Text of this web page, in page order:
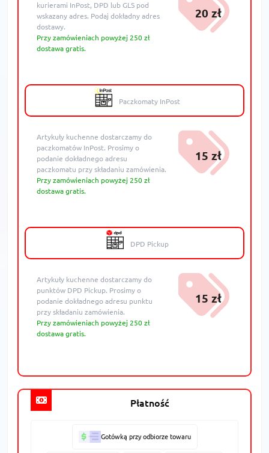
kurierami InPost, DPD lub GLS pod
wskazany adres. Podaj dokładny adres
dostawy.
Przy zamówieniach powyżej 250 zł
dostawa gratis.
20 zł
Paczkomaty InPost
Artykuły kuchenne dostarczamy do
paczkomatów InPost. Prosimy o
podanie dokładnego adresu
paczkomatu przy składaniu zamówienia.
Przy zamówieniach powyżej 250 zł
dostawa gratis.
15 zł
DPD Pickup
Artykuły kuchenne dostarczamy do
punktów DPD Pickup. Prosimy o
podanie dokładnego adresu punktu
przy składaniu zamówienia.
Przy zamówieniach powyżej 250 zł
dostawa gratis.
15 zł
Płatność
Gotówką przy odbiorze towaru